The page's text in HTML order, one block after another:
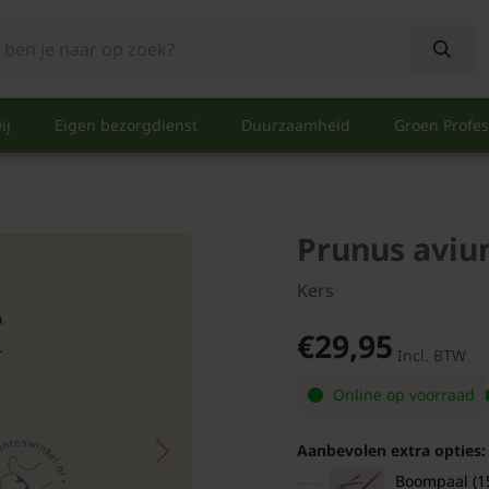
Eigen bezorgdienst Duurzaamheid Groen
Prunus
Kers
€29,95 Incl. BTW
Online op voorraad
Aanbevolen extra opties:
Boompaal